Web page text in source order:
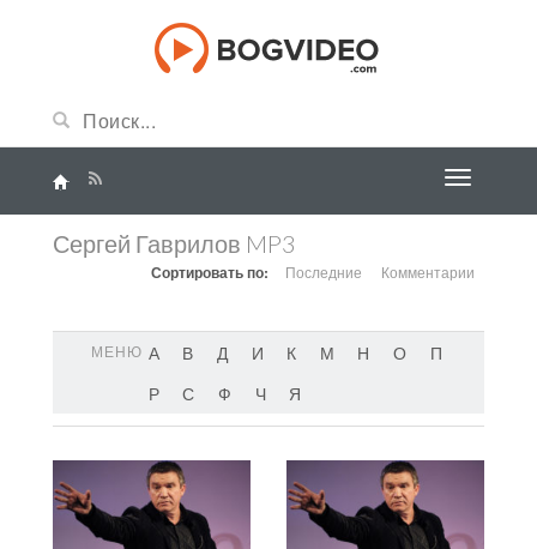
Сергей Гаврилов MP3
Сортировать по: Последние Комментарии
МЕНЮ А В Д И К М Н О
П
Р
С Ф Ч Я